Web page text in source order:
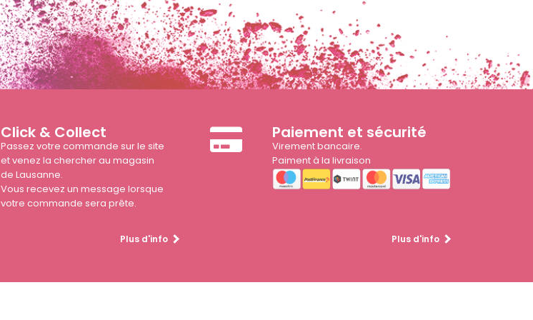
Click & Collect
Passez votre commande sur le site
et venez la chercher au magasin
de Lausanne.
Vous recevez un message lorsque
votre commande sera prête.
Plus d'info
Paiement et sécurité
Virement bancaire.
Paiment à la livraison
Plus d'info